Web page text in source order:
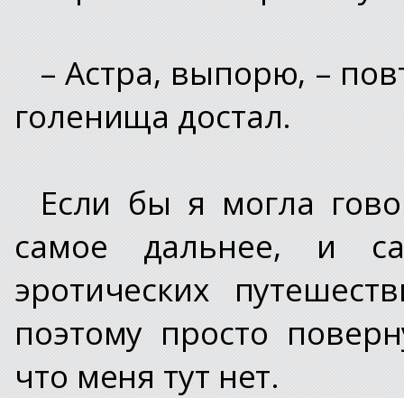
– Астра, выпорю, –
голенища достал.
Если бы я могла
самое дальнее, и
эротических
поэтому просто
что меня тут нет.